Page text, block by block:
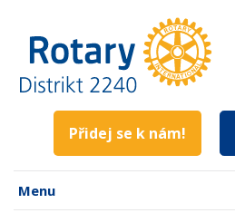
Přidej se k nám!
Menu